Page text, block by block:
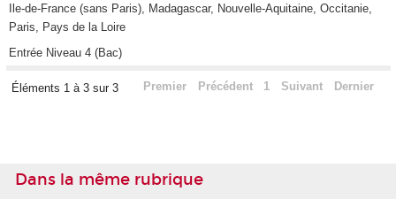
Ile-de-France (sans Paris), Madagascar, Nouvelle-Aquitaine, Occitanie,
Paris, Pays de la Loire
Entrée Niveau 4 (Bac)
Éléments 1 à 3 sur 3 Premier Précédent 1 Suivant Dernier
Dans la même rubrique